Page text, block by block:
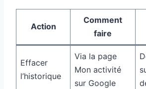
Action
Comment
faire
Effacer
l’historique
Via la page
Mon activité
sur Google